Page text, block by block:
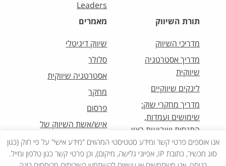
Leaders
תורת השיווק
מדריכי השיווק
מדריך אסטרטגיה
שיווקית
לינקים שיווקיים
מדריך מחקרי שוק:
שימושים ועמדות,
התנסות ושביעות רצון
מאמרים
שיווק דיגיטלי
סלולר
אסטרטגיה שיווקית
מחקר
פרסום
איש/אשת השיווק של
החודש
אנו אוספים פרטי קשר ומידע סטטיסטי המהווים "מידע אישי" על פי חוק (כגון
סוג מכשיר, כתובת IP, אפיוני גלישה, מיקום), וכן פרטי קשר כגון טלפון ומייל.